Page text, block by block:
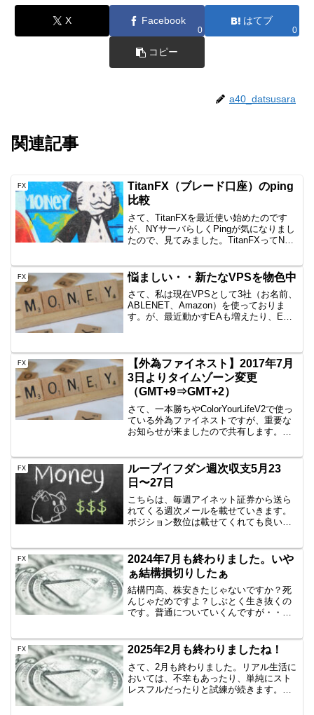
X Facebook
0
はてブ
0
コピー
a40_datsusara
関連記事
FX
TitanFX（ブレード口座）のping
比較
さて、TitanFXを最近使い始めたのです
が、NYサーバらしくPingが気になりまし
たので、見てみました。TitanFXってNY
わけです。EAを使っていてもどう...
FX 悩ましい・・新たなVPSを物色中
さて、私は現在VPSとして3社（お名前、
ABLENET、Amazon）を使っておりま
す。が、最近動かすEAも増えたり、EA
VPSを物色中です。その模様（迷い）を
記録して...
FX
【外為ファイネスト】2017年7月
3日よりタイムゾーン変更
（GMT+9⇒GMT+2）
さて、一本勝ちやColorYourLifeV2で使っ
ている外為ファイネストですが、重要な
お知らせが来ましたので共有します。何
変態仕様だったんです。そのため、4時間
足...
FX
ループイフダン週次収支5月23
日〜27日
こちらは、毎週アイネット証券から送ら
れてくる週次メールを載せていきます。
ポジション数位は載せてくれても良い気
ダンの本領発揮ですが、戻ってきている
わけでもないので、油断は...
FX
2024年7月も終わりました。いや
ぁ結構損切りしたぁ
結構円高、株安きたじゃないですか？死
んじゃだめですよ？しぶとく生き抜くの
です。普通についていくんですが・・ち
いろいろした結果、ついていけているん
ですが、さすがにやば...
FX 2025年2月も終わりましたね！
さて、2月も終わりました。リアル生活に
おいては、不幸もあったり、単純にスト
レスフルだったりと試練が続きます。グ